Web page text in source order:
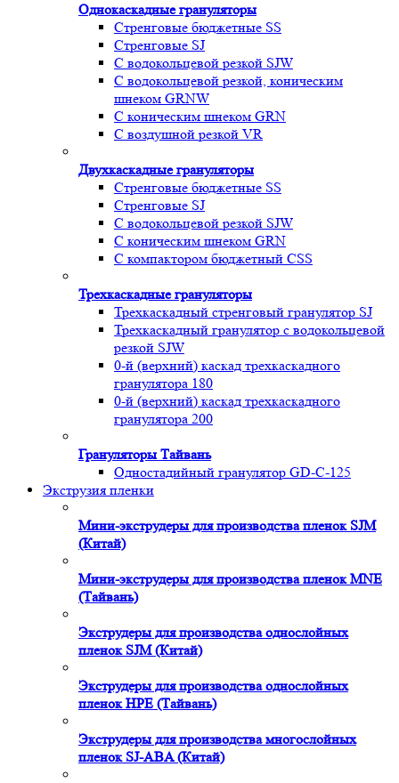
Однокаскадные грануляторы
Стренговые бюджетные SS
Стренговые SJ
С водокольцевой резкой SJW
С водокольцевой резкой, коническим
шнеком GRNW
С коническим шнеком GRN
С воздушной резкой VR
Двухкаскадные грануляторы
Стренговые бюджетные SS
Стренговые SJ
С водокольцевой резкой SJW
С коническим шнеком GRN
С компактором бюджетный CSS
Трехкаскадные грануляторы
Трехкаскадный стренговый гранулятор SJ
Трехкаскадный гранулятор с водокольцевой
резкой SJW
0-й (верхний) каскад трехкаскадного
гранулятора 180
0-й (верхний) каскад трехкаскадного
гранулятора 200
Грануляторы Тайвань
Одностадийный гранулятор GD-C-125
Экструзия пленки
Мини-экструдеры для производства пленок SJM
(Китай)
Мини-экструдеры для производства пленок MNE
(Тайвань)
Экструдеры для производства однослойных
пленок SJM (Китай)
Экструдеры для производства однослойных
пленок HPE (Тайвань)
Экструдеры для производства многослойных
пленок SJ-ABA (Китай)